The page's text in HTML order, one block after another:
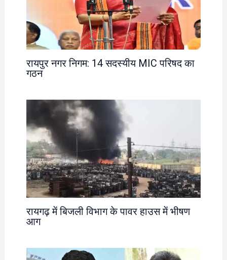
रायपुर नगर निगम: 14 सदस्यीय MIC परिषद का
गठन
रायगढ़ में बिजली विभाग के पावर हाउस में भीषण
आग